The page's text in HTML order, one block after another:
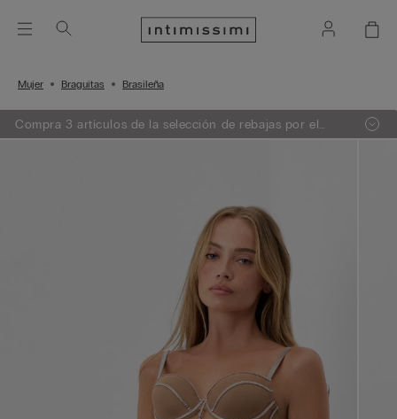
Mujer Braguitas Brasileña
Compra 3 artículos de la selección de rebajas por el
precio de 2. El descuento se aplicará automáticamente